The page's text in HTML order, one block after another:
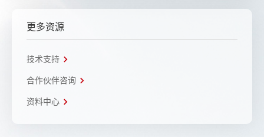
更多资源
技术支持
合作伙伴咨询
资料中心